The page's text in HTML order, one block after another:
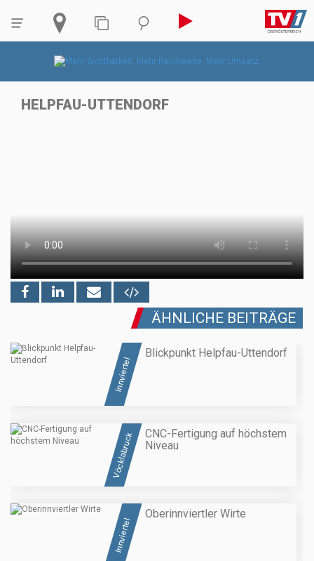
HELPFAU-UTTENDORF
ÄHNLICHE BEITRÄGE
Innviertel
Blickpunkt Helpfau-Uttendorf
Vöcklabruck
CNC-Fertigung auf höchstem
Niveau
Innviertel
Oberinnviertler Wirte